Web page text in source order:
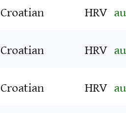
Croatian
HRV
Croatian
HRV
Croatian
HRV